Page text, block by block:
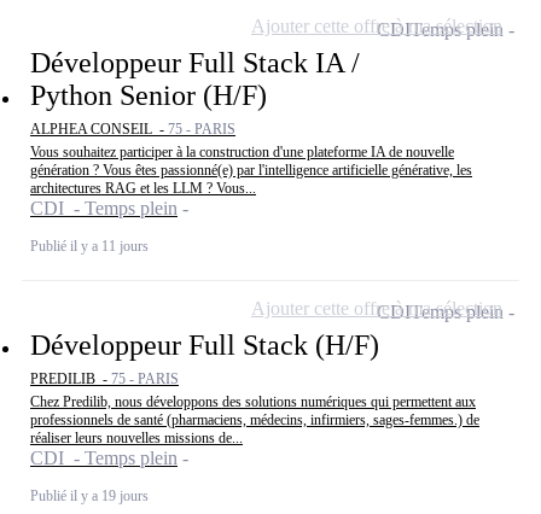
Développeur Full Stack IA /
Python Senior (H/F)
ALPHEA CONSEIL - 75 - PARIS
Vous souhaitez participer à la construction d'une plateforme IA de nouvelle
génération ? Vous êtes passionné(e) par l'intelligence artificielle générative, les
architectures RAG et les LLM ? Vous...
CDI - Temps plein
Publié il y a 11 jours
CDITemps plein
Ajouter cette offre à ma sélection
Développeur Full Stack (H/F)
PREDILIB - 75 - PARIS
Chez Predilib, nous développons des solutions numériques qui permettent aux
professionnels de santé (pharmaciens, médecins, infirmiers, sages-femmes.) de
réaliser leurs nouvelles missions de...
CDI - Temps plein
Publié il y a 19 jours
CDITemps plein
Ajouter cette offre à ma sélection